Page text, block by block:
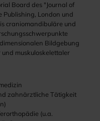
Board des "Journal of
Publishing, London und
craniomandibuläre und
Bildgebung
muskuloskelettaler
zahnärztliche Tätigkeit
(u.a.